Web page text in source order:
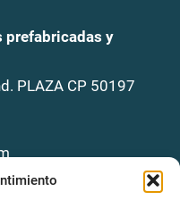
prefabricadas y
PLAZA CP 50197